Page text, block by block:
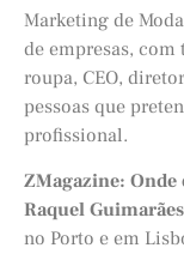
Marketing de
de empresas,
roupa, CEO,
pessoas que
profissional.
ZMagazine: Onde
Raquel
no Porto e em